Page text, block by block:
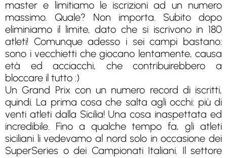
master e limitiamo le iscrizioni ad un numero
massimo. Quale? Non importa. Subito dopo
eliminiamo il limite, dato che si iscrivono in 180
atleti! Comunque adesso i sei campi bastano:
sono i vecchietti che giocano lentamente, causa
età ed acciacchi, che contribuirebbero a
bloccare il tutto :)
Un Grand Prix con un numero record di iscritti,
quindi. La prima cosa che salta agli occhi: più di
venti atleti dalla Sicilia! Una cosa inaspettata ed
incredibile. Fino a qualche tempo fa, gli atleti
siciliani li vedevamo al nord solo in occasione dei
SuperSeries o dei Campionati Italiani. Il settore